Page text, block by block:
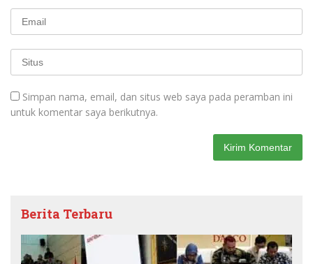
Simpan nama, email, dan situs web saya pada peramban ini
untuk komentar saya berikutnya.
Berita Terbaru